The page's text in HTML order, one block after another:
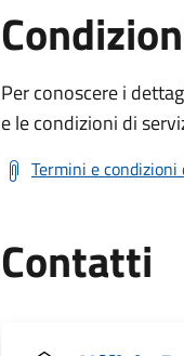
Per conoscere i
e le condizioni di
Termini e condizioni
Contatti